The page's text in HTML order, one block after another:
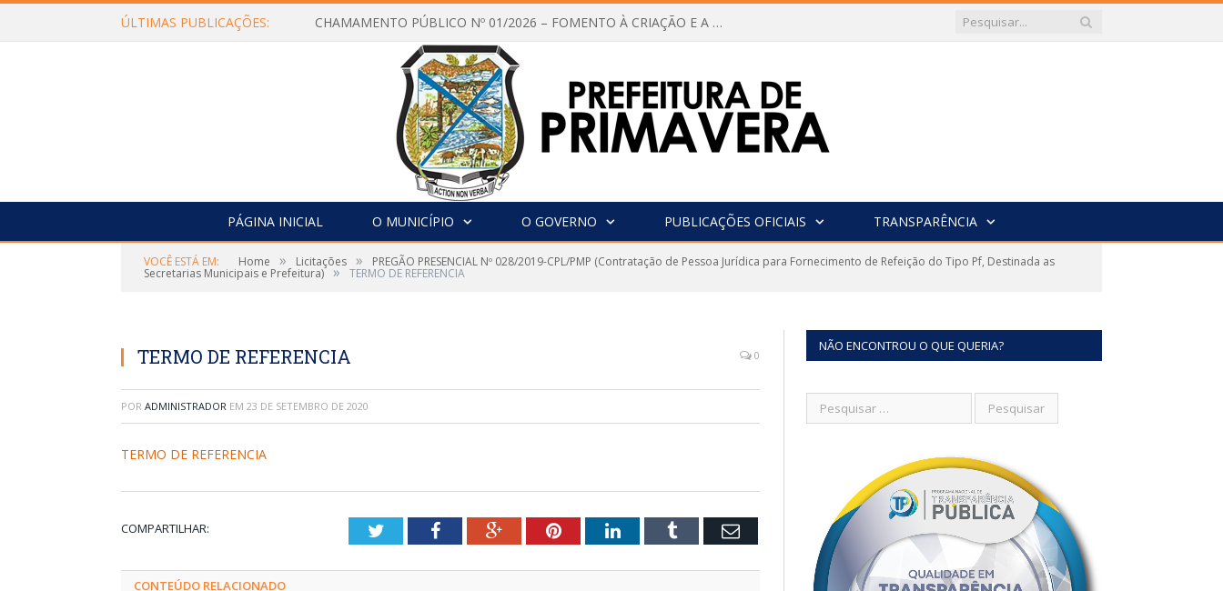
ÚLTIMAS PUBLICAÇÕES: CHAMAMENTO PÚBLICO Nº 01/2026 – FOMENTO À CRIAÇÃO E A CIRCULAÇÃO DE PRODUÇÕES CULTURAIS – Aldir Blanc
PÁGINA INICIAL O MUNICÍPIO O GOVERNO PUBLICAÇÕES OFICIAIS TRANSPARÊNCIA
VOCÊ ESTÁ EM: Home » Licitações » PREGÃO PRESENCIAL Nº 028/2019-CPL/PMP (Contratação de Pessoa Jurídica para Fornecimento de Refeição do Tipo Pf, Destinada as
Secretarias Municipais e Prefeitura) » TERMO DE REFERENCIA
TERMO DE REFERENCIA 0
POR ADMINISTRADOR EM 23 DE SETEMBRO DE 2020
TERMO DE REFERENCIA
COMPARTILHAR: TwitterFacebookGoogle+PinterestLinkedInTumblr Email
CONTEÚDO RELACIONADO
NÃO ENCONTROU O QUE QUERIA?